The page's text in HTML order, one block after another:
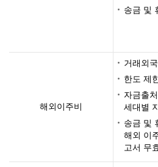
송금 및
해외이주비
거래외
한도 제
자금출
세대별
송금 및
해외 이
고서 무